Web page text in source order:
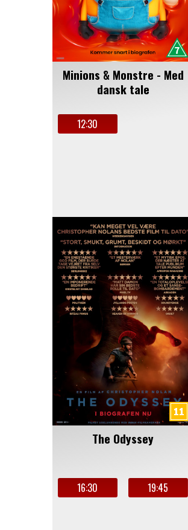
Minions & Monstre - Med
dansk tale
12:30
The Odyssey
16:30 19:45